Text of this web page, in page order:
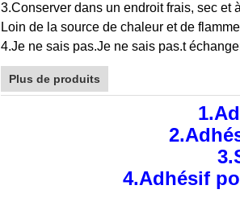
3.Conserver dans un endroit frais, sec et
Loin de la source de chaleur et de
4.Je ne sais pas.Je ne sais pas.t
Plus de produits
1.
2.
4.Adhésif